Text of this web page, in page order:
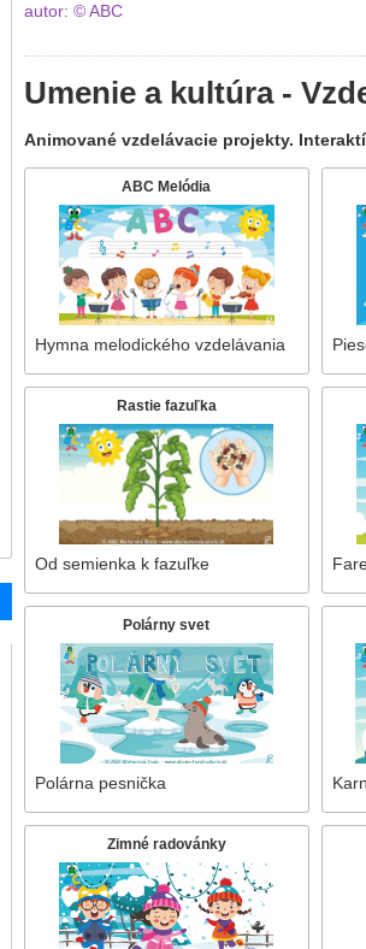
autor: © ABC
Umenie a kultúra -
Animované vzdelávacie projekty.
ABC Melódia
Hymna melodického vzdelávania
Rastie fazuľka
Od semienka k fazuľke
Polárny svet
Polárna pesnička
Zimné radovánky